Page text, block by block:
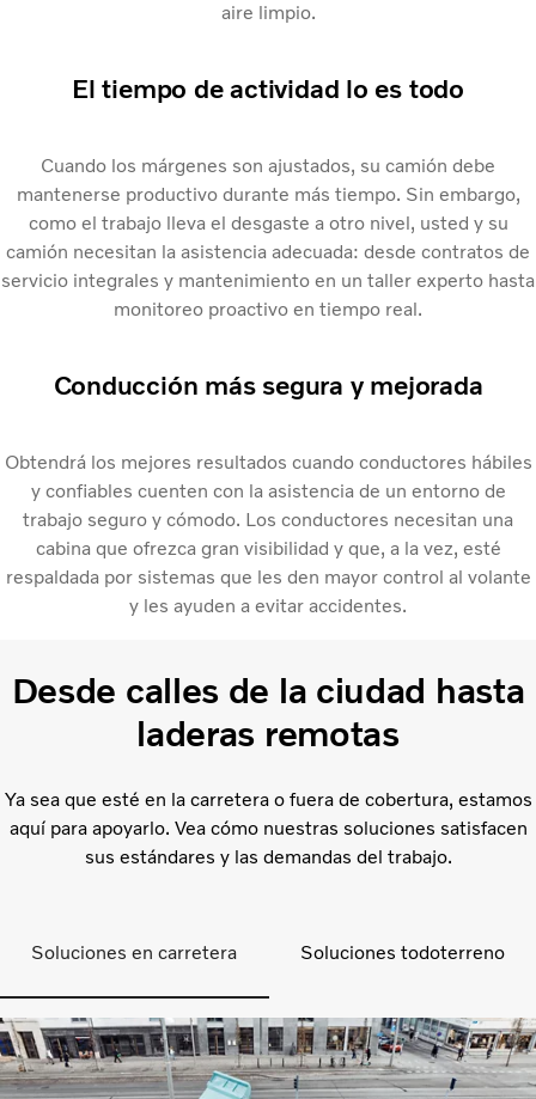
aire limpio.
El tiempo de actividad lo es todo
Cuando los márgenes son ajustados, su camión debe
mantenerse productivo durante más tiempo. Sin embargo,
como el trabajo lleva el desgaste a otro nivel, usted y su
camión necesitan la asistencia adecuada: desde contratos de
servicio integrales y mantenimiento en un taller experto hasta
monitoreo proactivo en tiempo real.
Conducción más segura y mejorada
Obtendrá los mejores resultados cuando conductores hábiles
y confiables cuenten con la asistencia de un entorno de
trabajo seguro y cómodo. Los conductores necesitan una
cabina que ofrezca gran visibilidad y que, a la vez, esté
respaldada por sistemas que les den mayor control al volante
y les ayuden a evitar accidentes.
Desde calles de la ciudad hasta
laderas remotas
Ya sea que esté en la carretera o fuera de cobertura, estamos
aquí para apoyarlo. Vea cómo nuestras soluciones satisfacen
sus estándares y las demandas del trabajo.
Soluciones en carretera Soluciones todoterreno